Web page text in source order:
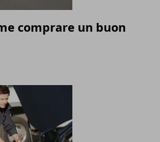
comprare un buon